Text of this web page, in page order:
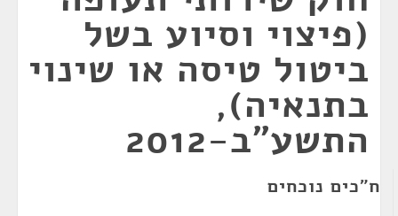
(פיצוי וסיוע בשל
ביטול טיסה או שינוי
בתנאיה),
התשע"ב-2012
ח"כים נוכחים